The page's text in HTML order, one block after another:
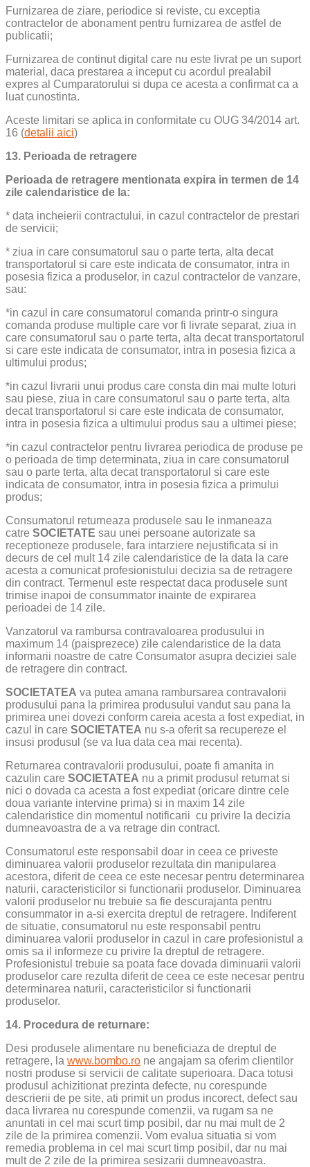
Furnizarea de ziare, periodice si reviste, cu exceptia
contractelor de abonament pentru furnizarea de astfel de
publicatii;
Furnizarea de continut digital care nu este livrat pe un suport
material, daca prestarea a inceput cu acordul prealabil
expres al Cumparatorului si dupa ce acesta a confirmat ca a
luat cunostinta.
Aceste limitari se aplica in conformitate cu OUG 34/2014 art.
16 (detalii aici)
13. Perioada de retragere
Perioada de retragere mentionata expira in termen de 14
zile calendaristice de la:
* data incheierii contractului, in cazul contractelor de prestari
de servicii;
* ziua in care consumatorul sau o parte terta, alta decat
transportatorul si care este indicata de consumator, intra in
posesia fizica a produselor, in cazul contractelor de vanzare,
sau:
*in cazul in care consumatorul comanda printr-o singura
comanda produse multiple care vor fi livrate separat, ziua in
care consumatorul sau o parte terta, alta decat transportatorul
si care este indicata de consumator, intra in posesia fizica a
ultimului produs;
*in cazul livrarii unui produs care consta din mai multe loturi
sau piese, ziua in care consumatorul sau o parte terta, alta
decat transportatorul si care este indicata de consumator,
intra in posesia fizica a ultimului produs sau a ultimei piese;
*in cazul contractelor pentru livrarea periodica de produse pe
o perioada de timp determinata, ziua in care consumatorul
sau o parte terta, alta decat transportatorul si care este
indicata de consumator, intra in posesia fizica a primului
produs;
Consumatorul returneaza produsele sau le inmaneaza
catre SOCIETATE sau unei persoane autorizate sa
receptioneze produsele, fara intarziere nejustificata si in
decurs de cel mult 14 zile calendaristice de la data la care
acesta a comunicat profesionistului decizia sa de retragere
din contract. Termenul este respectat daca produsele sunt
trimise inapoi de consummator inainte de expirarea
perioadei de 14 zile.
Vanzatorul va rambursa contravaloarea produsului in
maximum 14 (paisprezece) zile calendaristice de la data
informarii noastre de catre Consumator asupra deciziei sale
de retragere din contract.
SOCIETATEA va putea amana rambursarea contravalorii
produsului pana la primirea produsului vandut sau pana la
primirea unei dovezi conform careia acesta a fost expediat, in
cazul in care SOCIETATEA nu s-a oferit sa recupereze el
insusi produsul (se va lua data cea mai recenta).
Returnarea contravalorii produsului, poate fi amanita in
cazulin care SOCIETATEA nu a primit produsul returnat si
nici o dovada ca acesta a fost expediat (oricare dintre cele
doua variante intervine prima) si in maxim 14 zile
calendaristice din momentul notificarii cu privire la decizia
dumneavoastra de a va retrage din contract.
Consumatorul este responsabil doar in ceea ce priveste
diminuarea valorii produselor rezultata din manipularea
acestora, diferit de ceea ce este necesar pentru determinarea
naturii, caracteristicilor si functionarii produselor. Diminuarea
valorii produselor nu trebuie sa fie descurajanta pentru
consummator in a-si exercita dreptul de retragere. Indiferent
de situatie, consumatorul nu este responsabil pentru
diminuarea valorii produselor in cazul in care profesionistul a
omis sa il informeze cu privire la dreptul de retragere.
Profesionistul trebuie sa poata face dovada diminuarii valorii
produselor care rezulta diferit de ceea ce este necesar pentru
determinarea naturii, caracteristicilor si functionarii
produselor.
14. Procedura de returnare:
Desi produsele alimentare nu beneficiaza de dreptul de
retragere, la www.bombo.ro ne angajam sa oferim clientilor
nostri produse si servicii de calitate superioara. Daca totusi
produsul achizitionat prezinta defecte, nu corespunde
descrierii de pe site, ati primit un produs incorect, defect sau
daca livrarea nu corespunde comenzii, va rugam sa ne
anuntati in cel mai scurt timp posibil, dar nu mai mult de 2
zile de la primirea comenzii. Vom evalua situatia si vom
remedia problema in cel mai scurt timp posibil, dar nu mai
mult de 2 zile de la primirea sesizarii dumneavoastra.